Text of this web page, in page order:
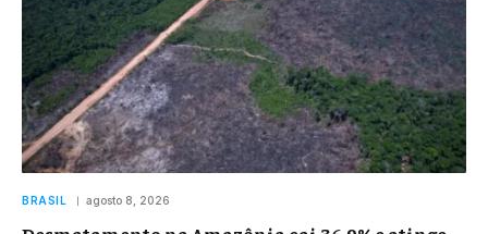
BRASIL agosto 8, 2026